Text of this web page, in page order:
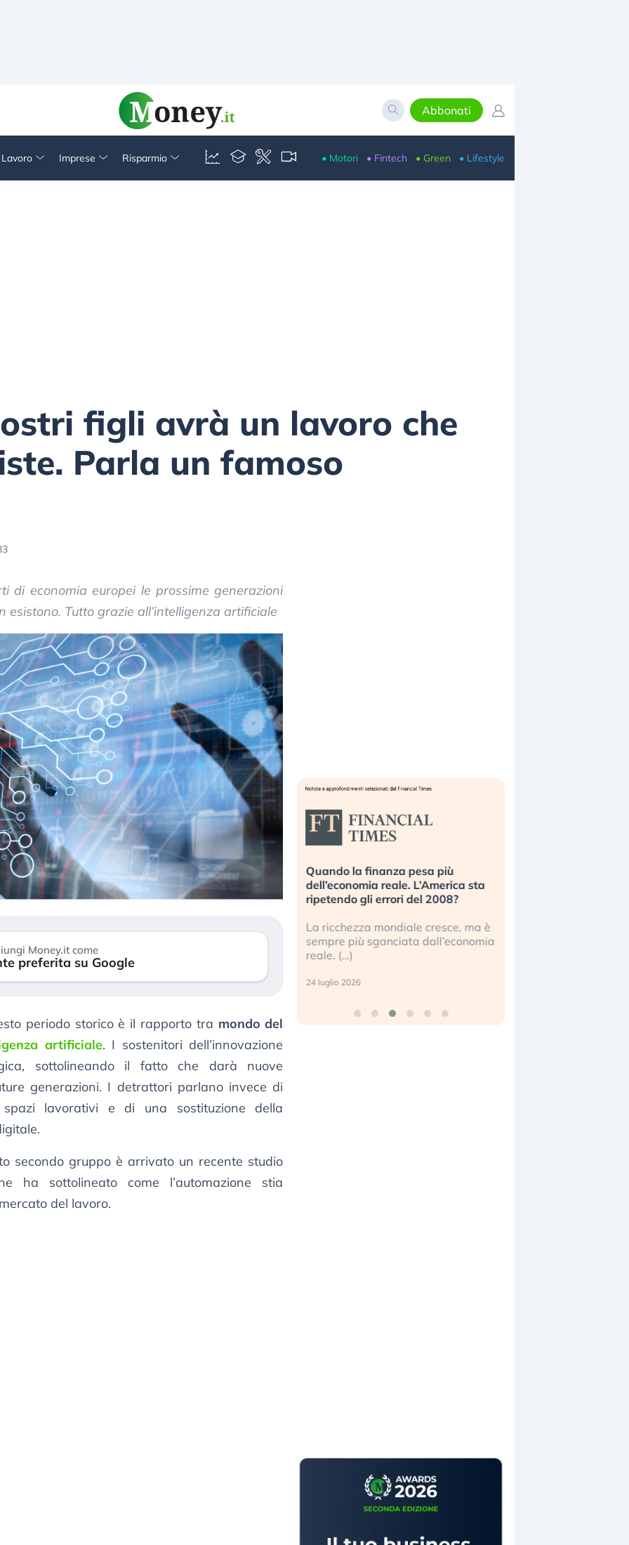
Abbonati
Imprese Risparmio • Motori • Fintech • Green • Lifestyle
figli avrà un lavoro che
Parla un famoso
di economia europei le prossime generazioni
Tutto grazie all’intelligenza artificiale
Money.it come
preferita su Google
periodo storico è il rapporto tra mondo del
artificiale. I sostenitori dell’innovazione
sottolineando il fatto che darà nuove
generazioni. I detrattori parlano invece di
lavorativi e di una sostituzione della
secondo gruppo è arrivato un recente studio
ha sottolineato come l’automazione stia
del lavoro.
il
«La mia vita è rovinata». Investitori
in preda al panico dopo lo scoppio
della bolla AI
30 luglio 2026
Quando la finanza pesa più
dell’economia reale. L’America sta
ripetendo gli errori del 2008?
La ricchezza mondiale cresce, ma è
sempre più sganciata dall’economia
reale. (…)
24 luglio 2026